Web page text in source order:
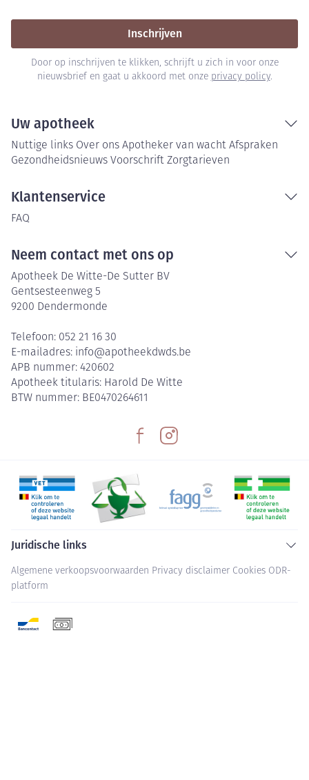
Inschrijven
Door op inschrijven te klikken, schrijft u zich in voor onze
nieuwsbrief en gaat u akkoord met onze privacy policy.
Uw apotheek
Nuttige links Over ons Apotheker van wacht Afspraken
Gezondheidsnieuws Voorschrift Zorgtarieven
Klantenservice
FAQ
Neem contact met ons op
Apotheek De Witte-De Sutter BV
Gentsesteenweg 5
9200 Dendermonde
Telefoon: 052 21 16 30
E-mailadres: info@apotheekdwds.be
APB nummer: 420602
Apotheek titularis: Harold De Witte
BTW nummer: BE0470264611
Juridische links
Algemene verkoopsvoorwaarden Privacy disclaimer Cookies ODR-
platform